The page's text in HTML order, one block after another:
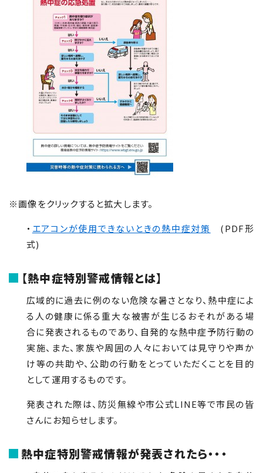
※画像をクリックすると拡大します。
・ エアコンが使用できないときの熱中症対策
(PDF形
式)
【熱中症特別警戒情報とは】
広域的に過去に例のない危険な暑さとなり、熱中症によ
る人の健康に係る重大な被害が生じるおそれがある場
合に発表されるものであり、自発的な熱中症予防行動の
実施、また、家族や周囲の人々においては見守りや声か
け等の共助や、公助の行動をとっていただくことを目的
として運用するものです。
発表された際は、防災無線や市公式LINE等で市民の皆
さんにお知らせします。
熱中症特別警戒情報が発表されたら・・・